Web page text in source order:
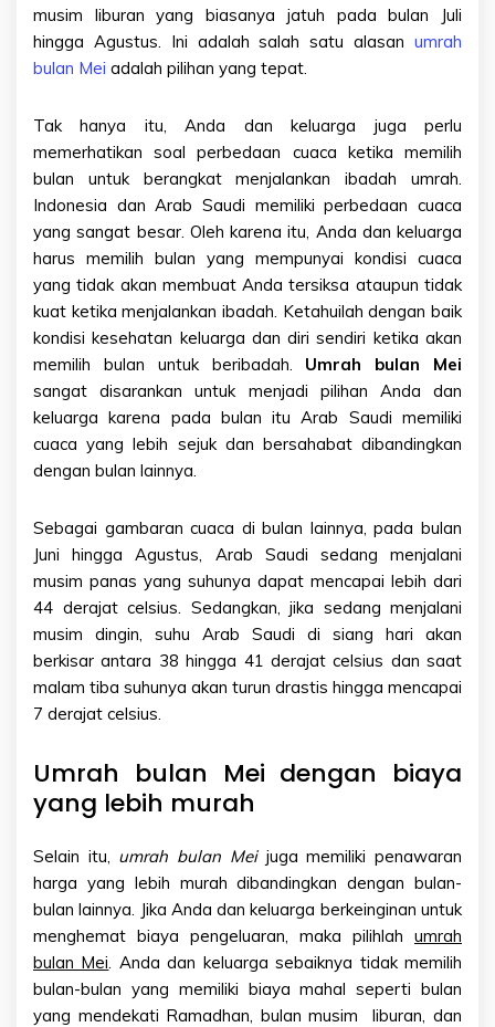
musim liburan yang biasanya jatuh pada bulan Juli
hingga Agustus. Ini adalah salah satu alasan umrah
bulan Mei adalah pilihan yang tepat.
Tak hanya itu, Anda dan keluarga juga perlu
memerhatikan soal perbedaan cuaca ketika memilih
bulan untuk berangkat menjalankan ibadah umrah.
Indonesia dan Arab Saudi memiliki perbedaan cuaca
yang sangat besar. Oleh karena itu, Anda dan keluarga
harus memilih bulan yang mempunyai kondisi cuaca
yang tidak akan membuat Anda tersiksa ataupun tidak
kuat ketika menjalankan ibadah. Ketahuilah dengan baik
kondisi kesehatan keluarga dan diri sendiri ketika akan
memilih bulan untuk beribadah. Umrah bulan Mei
sangat disarankan untuk menjadi pilihan Anda dan
keluarga karena pada bulan itu Arab Saudi memiliki
cuaca yang lebih sejuk dan bersahabat dibandingkan
dengan bulan lainnya.
Sebagai gambaran cuaca di bulan lainnya, pada bulan
Juni hingga Agustus, Arab Saudi sedang menjalani
musim panas yang suhunya dapat mencapai lebih dari
44 derajat celsius. Sedangkan, jika sedang menjalani
musim dingin, suhu Arab Saudi di siang hari akan
berkisar antara 38 hingga 41 derajat celsius dan saat
malam tiba suhunya akan turun drastis hingga mencapai
7 derajat celsius.
Umrah bulan Mei dengan biaya
yang lebih murah
Selain itu, umrah bulan Mei juga memiliki penawaran
harga yang lebih murah dibandingkan dengan bulan-
bulan lainnya. Jika Anda dan keluarga berkeinginan untuk
menghemat biaya pengeluaran, maka pilihlah umrah
bulan Mei. Anda dan keluarga sebaiknya tidak memilih
bulan-bulan yang memiliki biaya mahal seperti bulan
yang mendekati Ramadhan, bulan musim liburan, dan